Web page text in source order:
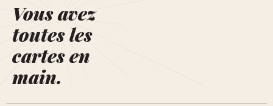
Vous avez
toutes les
cartes en
main.